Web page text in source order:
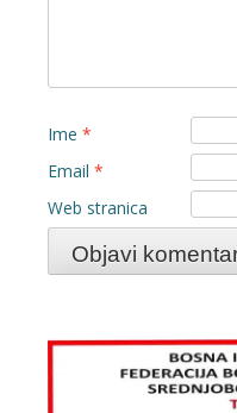
Ime *
Email *
Web stranica